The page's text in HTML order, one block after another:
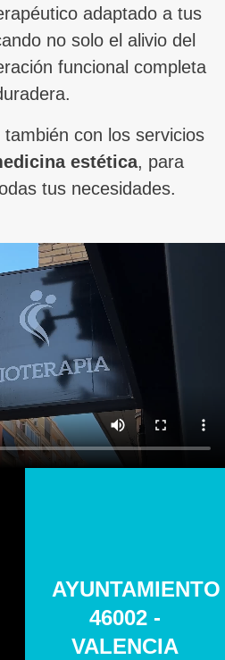
adaptado a tus
no solo el alivio del
funcional completa
con los servicios
estética, para
tus necesidades.
AYUNTAMIENTO
46002 -
VALENCIA